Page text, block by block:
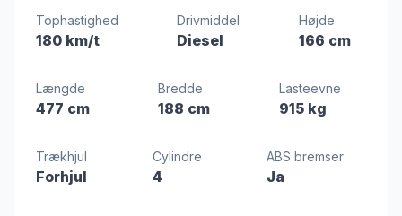
Tophastighed
180 km/t
Drivmiddel
Diesel
Højde
166 cm
Længde
477 cm
Bredde
188 cm
Lasteevne
915 kg
Trækhjul
Forhjul
Cylindre
4
ABS bremser
Ja